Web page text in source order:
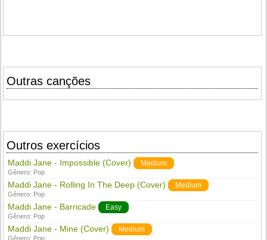
Outras canções
Outros exercícios
Maddi Jane - Impossible (Cover) Medium
Gênero: Pop
Maddi Jane - Rolling In The Deep (Cover) Medium
Gênero: Pop
Maddi Jane - Barricade Easy
Gênero: Pop
Maddi Jane - Mine (Cover) Medium
Gênero: Pop